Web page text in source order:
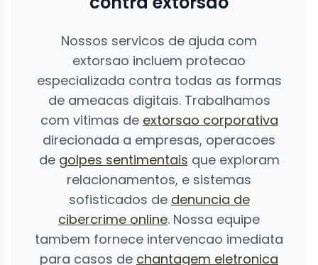
Nossos servicos de ajuda com
extorsao incluem protecao
especializada contra todas as formas
de ameacas digitais. Trabalhamos
com vitimas de extorsao corporativa
direcionada a empresas, operacoes
de golpes sentimentais que exploram
relacionamentos, e sistemas
sofisticados de denuncia de
cibercrime online. Nossa equipe
tambem fornece intervencao imediata
para casos de chantagem eletronica